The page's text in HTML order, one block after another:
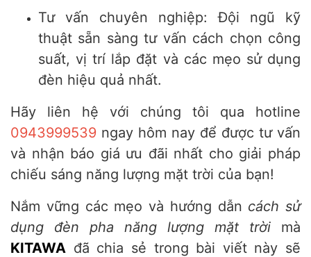
Tư vấn chuyên nghiệp: Đội ngũ kỹ
thuật sẵn sàng tư vấn cách chọn công
suất, vị trí lắp đặt và các mẹo sử dụng
đèn hiệu quả nhất.
Hãy liên hệ với chúng tôi qua hotline
0943999539 ngay hôm nay để được tư vấn
và nhận báo giá ưu đãi nhất cho giải pháp
chiếu sáng năng lượng mặt trời của bạn!
Nắm vững các mẹo và hướng dẫn cách sử
dụng đèn pha năng lượng mặt trời mà
KITAWA đã chia sẻ trong bài viết này sẽ